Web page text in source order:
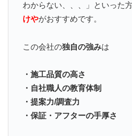
わからない、、、」といった方
けやがおすすめです。
この会社の独自の強みは
・施工品質の高さ
・自社職人の教育体制
・提案力/調査力
・保証・アフターの手厚さ